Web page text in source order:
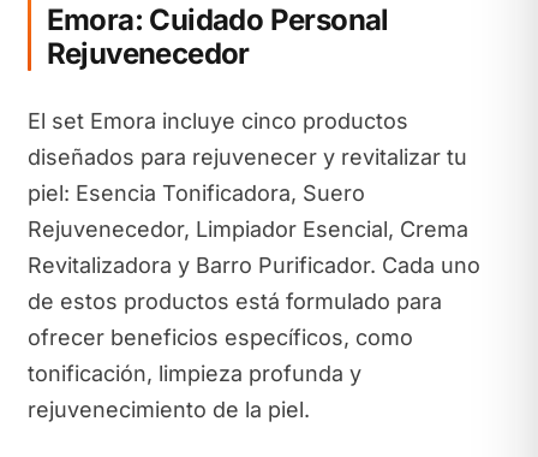
Emora: Cuidado Personal
Rejuvenecedor
El set Emora incluye cinco productos
diseñados para rejuvenecer y revitalizar tu
piel: Esencia Tonificadora, Suero
Rejuvenecedor, Limpiador Esencial, Crema
Revitalizadora y Barro Purificador. Cada uno
de estos productos está formulado para
ofrecer beneficios específicos, como
tonificación, limpieza profunda y
rejuvenecimiento de la piel.